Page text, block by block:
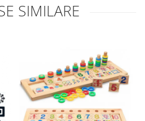
SIMILARE